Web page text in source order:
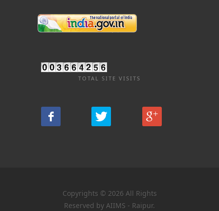
TOTAL SITE VISITS
Copyrights © 2026 All Rights
Reserved by AIIMS - Raipur.